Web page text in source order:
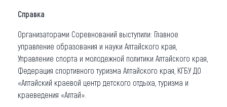
Справка
Организаторами Соревнований выступили: Главное
управление образования и науки Алтайского края,
Управление спорта и молодежной политики Алтайского края,
Федерация спортивного туризма Алтайского края, КГБУ ДО
«Алтайский краевой центр детского отдыха, туризма и
краеведения «Алтай».